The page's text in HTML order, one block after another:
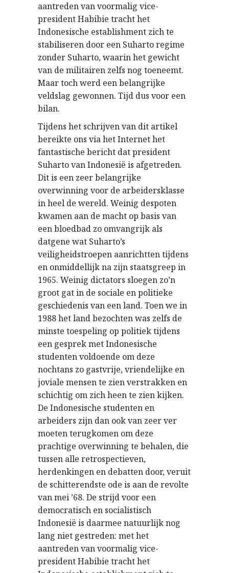
aantreden van voormalig vice-
president Habibie tracht het
Indonesische establishment zich te
stabiliseren door een Suharto regime
zonder Suharto, waarin het gewicht
van de militairen zelfs nog toeneemt.
Maar toch werd een belangrijke
veldslag gewonnen. Tijd dus voor een
bilan.
Tijdens het schrijven van dit artikel
bereikte ons via het Internet het
fantastische bericht dat president
Suharto van Indonesië is afgetreden.
Dit is een zeer belangrijke
overwinning voor de arbeidersklasse
in heel de wereld. Weinig despoten
kwamen aan de macht op basis van
een bloedbad zo omvangrijk als
datgene wat Suharto’s
veiligheidstroepen aanrichtten tijdens
en onmiddellijk na zijn staatsgreep in
1965. Weinig dictators sloegen zo’n
groot gat in de sociale en politieke
geschiedenis van een land. Toen we in
1988 het land bezochten was zelfs de
minste toespeling op politiek tijdens
een gesprek met Indonesische
studenten voldoende om deze
nochtans zo gastvrije, vriendelijke en
joviale mensen te zien verstrakken en
schichtig om zich heen te zien kijken.
De Indonesische studenten en
arbeiders zijn dan ook van zeer ver
moeten terugkomen om deze
prachtige overwinning te behalen, die
tussen alle retrospectieven,
herdenkingen en debatten door, veruit
de schitterendste ode is aan de revolte
van mei ’68. De strijd voor een
democratisch en socialistisch
Indonesië is daarmee natuurlijk nog
lang niet gestreden: met het
aantreden van voormalig vice-
president Habibie tracht het